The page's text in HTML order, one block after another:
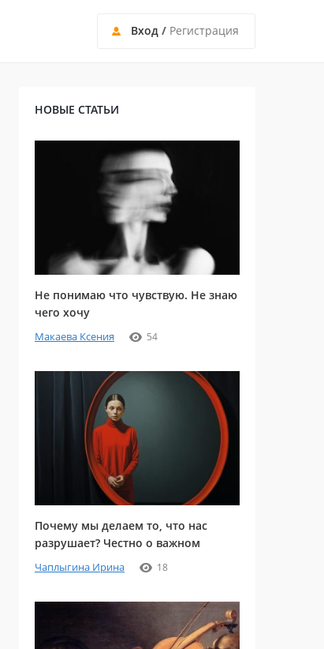
Вход / Регистрация
НОВЫЕ СТАТЬИ
Не понимаю что чувствую. Не знаю
чего хочу
Макаева Ксения 54
Почему мы делаем то, что нас
разрушает? Честно о важном
Чаплыгина Ирина 18